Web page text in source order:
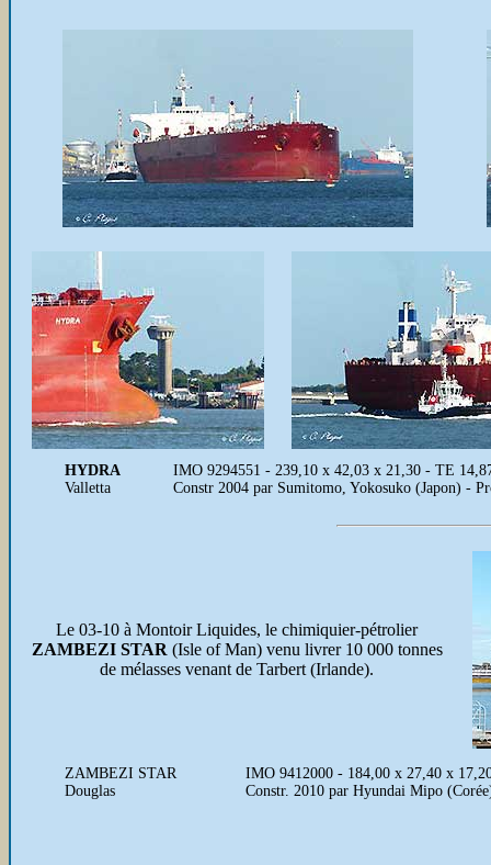
HYDRA
Valletta
IMO 9294551 - 239,10 x 42,03 x 21,30 - TE
Constr 2004 par Sumitomo, Yokosuko (Japon) -
Le 03-10 à Montoir Liquides, le chimiquier-pétrolier
ZAMBEZI STAR (Isle of Man) venu livrer 10 000 tonnes
de mélasses venant de Tarbert (Irlande).
ZAMBEZI STAR
Douglas
IMO 9412000 - 184,00 x 27,40 x
Constr. 2010 par Hyundai Mipo